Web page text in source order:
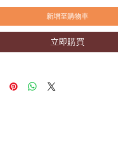
新增至購物車
立即購買